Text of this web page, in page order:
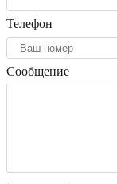
Телефон
Сообщение